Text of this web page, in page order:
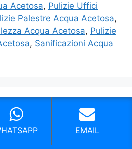
Acetosa, Pulizie Uffici
Palestre Acqua Acetosa,
Acqua Acetosa, Pulizie
, Sanificazioni Acqua
Provincia di Roma
EMAIL